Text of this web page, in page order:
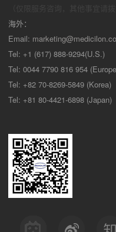
海外：
Email:
Tel: +1 (617) 888-9294(U.S.)
Tel: 0044 7790 816 954
Tel: +82 70-8269-5849 (Korea)
Tel: +81 80-4421-6898 (Japan)